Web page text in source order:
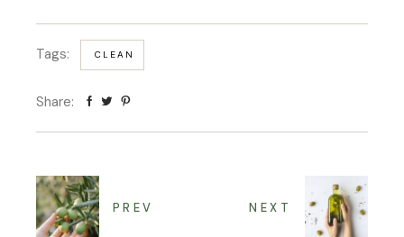
Tags: CLEAN
Share:
PREV NEXT